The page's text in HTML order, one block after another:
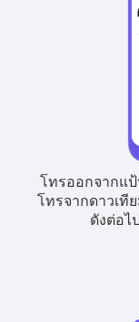
โทรออกจากแ
โทรจากดาวเที
ดังต่อไ